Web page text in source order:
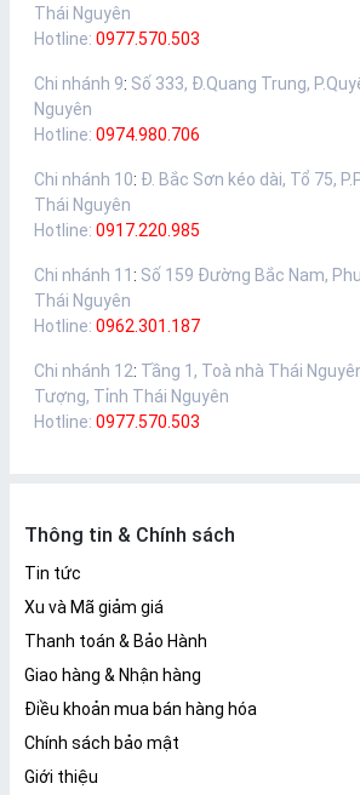
Thái Nguyên
Hotline: 0977.570.503
Chi nhánh 9: Số 333, Đ.Quang Trung,
Nguyên
Hotline: 0974.980.706
Chi nhánh 10: Đ. Bắc Sơn kéo dài, Tổ 75,
Thái Nguyên
Hotline: 0917.220.985
Chi nhánh 11 : Số 159 Đường Bắc Nam,
Thái Nguyên
Hotline: 0962.301.187
Chi nhánh 12: Tầng 1, Toà nhà Thái
Tượng, Tỉnh Thái Nguyên
Hotline: 0977.570.503
Thông tin & Chính sách
Tin tức
Xu và Mã giảm giá
Thanh toán & Bảo Hành
Giao hàng & Nhận hàng
Điều khoản mua bán hàng hóa
Chính sách bảo mật
Giới thiệu